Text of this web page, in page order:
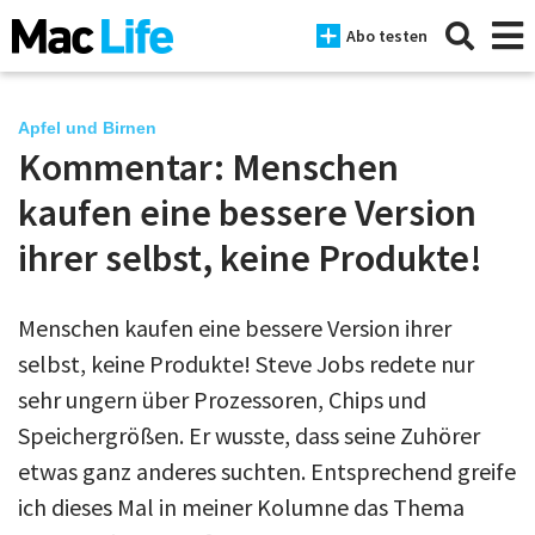
Abo testen
News
iPhone
iPad
Tests
Tipps
Magazine
Apfel und Birnen
Kommentar: Menschen
kaufen eine bessere Version
ihrer selbst, keine Produkte!
Menschen kaufen eine bessere Version ihrer
selbst, keine Produkte! Steve Jobs redete nur
sehr ungern über Prozessoren, Chips und
Speichergrößen. Er wusste, dass seine Zuhörer
etwas ganz anderes suchten. Entsprechend greife
ich dieses Mal in meiner Kolumne das Thema